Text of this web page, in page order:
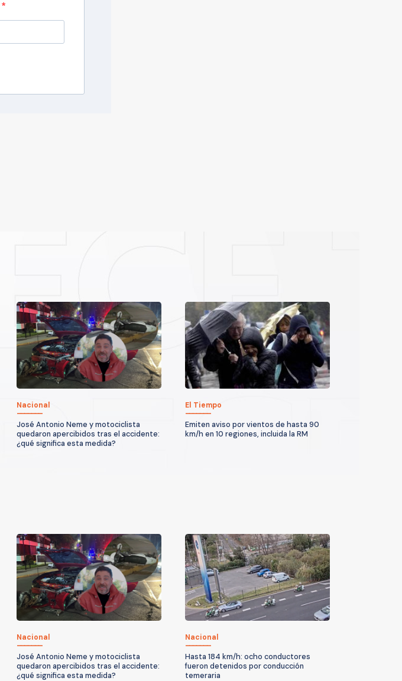
Nacional
José Antonio Neme y motociclista
quedaron apercibidos tras el accidente:
¿qué significa esta medida?
El Tiempo
Emiten aviso por vientos de hasta 90
km/h en 10 regiones, incluida la RM
Nacional
José Antonio Neme y motociclista
quedaron apercibidos tras el accidente:
¿qué significa esta medida?
Nacional
Hasta 184 km/h: ocho conductores
fueron detenidos por conducción
temeraria